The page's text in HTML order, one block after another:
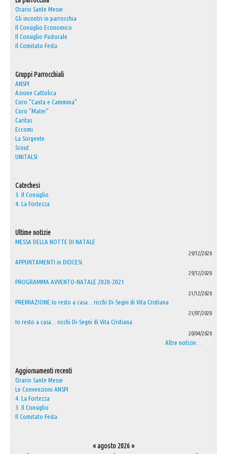
30° Anniversario Ordinazione Sacerdotale Don Nino
Festa Sant'Agostino
RASSEGNA PRESEPI DOMESTICI 2020
L'Oratorio in Festa 2015
Capodanno 31/12/2015
Fatti riconoscere
Orario Sante Messe
Gli incontri in parrocchia
Il Consiglio Economico
Il Consiglio Pastorale
Il Comitato Festa
Gruppi Parrocchiali
ANSPI
Azione Cattolica
Coro "Canta e Cammina"
Coro "Mater"
Caritas
Eccomi
La Sorgente
Scout
UNITALSI
Catechesi
3. Il Consiglio
4. La Fortezza
Ultime notizie
MESSA DELLA NOTTE DI NATALE
29/12/2020
APPUNTAMENTI in DIOCESI
29/12/2020
PROGRAMMA AVVENTO-NATALE 2020-2021
21/12/2020
PREMIAZIONE Io resto a casa... ricchi Di-Segni di Vita Cristiana
21/07/2020
Io resto a casa... ricchi Di-Segni di Vita Cristiana
20/04/2020
Altre notizie…
Aggiornamenti recenti
Orario Sante Messe
Le Convenzioni ANSPI
4. La Fortezza
3. Il Consiglio
Il Comitato Festa
«agosto 2026»